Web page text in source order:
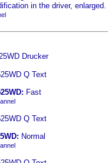
in the driver, enlarged.
Fast
Normal